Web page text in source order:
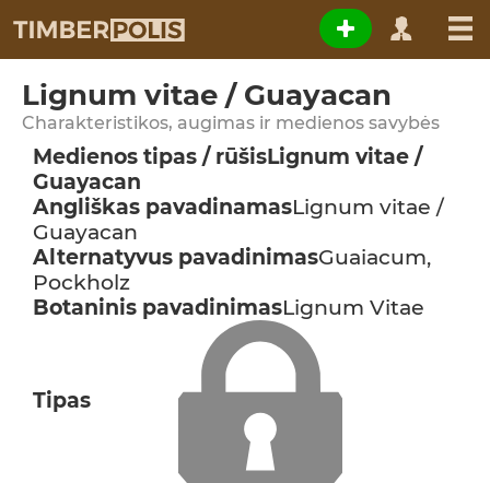
Lignum vitae / Guayacan
Charakteristikos, augimas ir medienos savybės
Medienos tipas / rūšisLignum vitae /
Guayacan
Angliškas pavadinamasLignum vitae /
Guayacan
Alternatyvus pavadinimasGuaiacum,
Pockholz
Botaninis pavadinimasLignum Vitae
Tipas